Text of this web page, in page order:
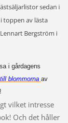
sedan i
toppen av lästa
Bergström i
i gårdagens
blommorna av
vilket intresse
Och det håller